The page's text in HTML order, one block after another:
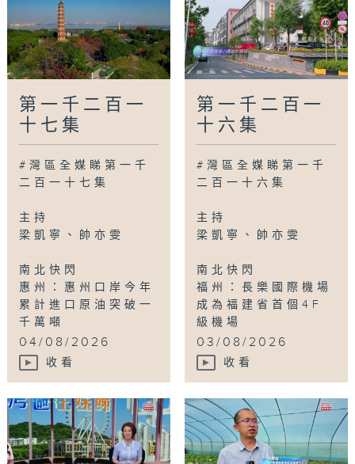
第一千二百一
十七集
#灣區全媒睇第一千
二百一十七集
主持
梁凱寧、帥亦雯
南北快閃
惠州：惠州口岸今年
累計進口原油突破一
千萬噸
...
04/08/2026
收看
第一千二百一
十六集
#灣區全媒睇第一千
二百一十六集
主持
梁凱寧、帥亦雯
南北快閃
福州：長樂國際機場
成為福建省首個4F
級機場
...
03/08/2026
收看